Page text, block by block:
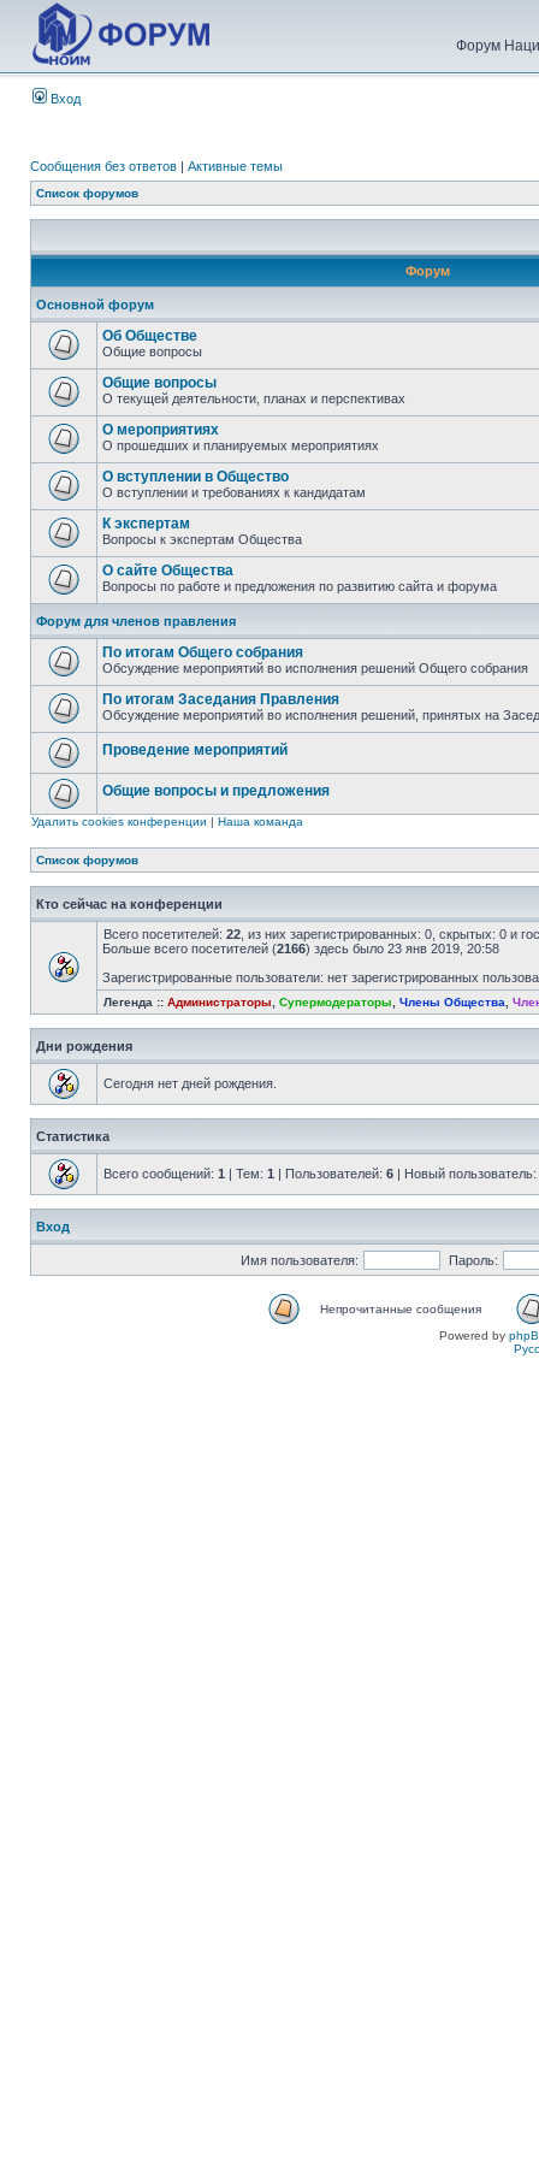
Форум
Вход
Сообщения без ответов | Активные темы
Список форумов
Форум
Основной форум
Об Обществе
Общие вопросы
Общие вопросы
О текущей деятельности, планах и перспективах
О мероприятиях
О прошедших и планируемых мероприятиях
О вступлении в Общество
О вступлении и требованиях к кандидатам
К экспертам
Вопросы к экспертам Общества
О сайте Общества
Вопросы по работе и предложения по развитию сайта и форума
Форум для членов правления
По итогам Общего собрания
Обсуждение мероприятий во исполнения решений Общего собрания
По итогам Заседания Правления
Обсуждение мероприятий во исполнения решений, принятых на
Проведение мероприятий
Общие вопросы и предложения
Удалить cookies конференции | Наша команда
Список форумов
Кто сейчас на конференции
Всего посетителей: 22 , из них зарегистрированных: 0, скрытых: 0 и
Больше всего посетителей (2166) здесь было 23 янв 2019, 20:58
Зарегистрированные пользователи: нет зарегистрированных
Легенда :: Администраторы Супермодераторы Члены Общества
Дни рождения
Сегодня нет дней рождения.
Статистика
Всего сообщений: 1 | Тем: 1 | Пользователей: 6 | Новый пользователь:
Вход
Имя пользователя: Пароль:
Непрочитанные сообщения
Powered by